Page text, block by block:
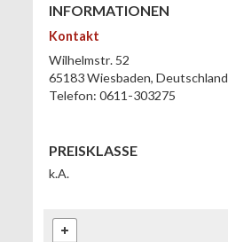
INFORMATIONEN
Kontakt
Wilhelmstr. 52
65183Wiesbaden, Deutschland
Telefon: 0611-303275
PREISKLASSE
k.A.